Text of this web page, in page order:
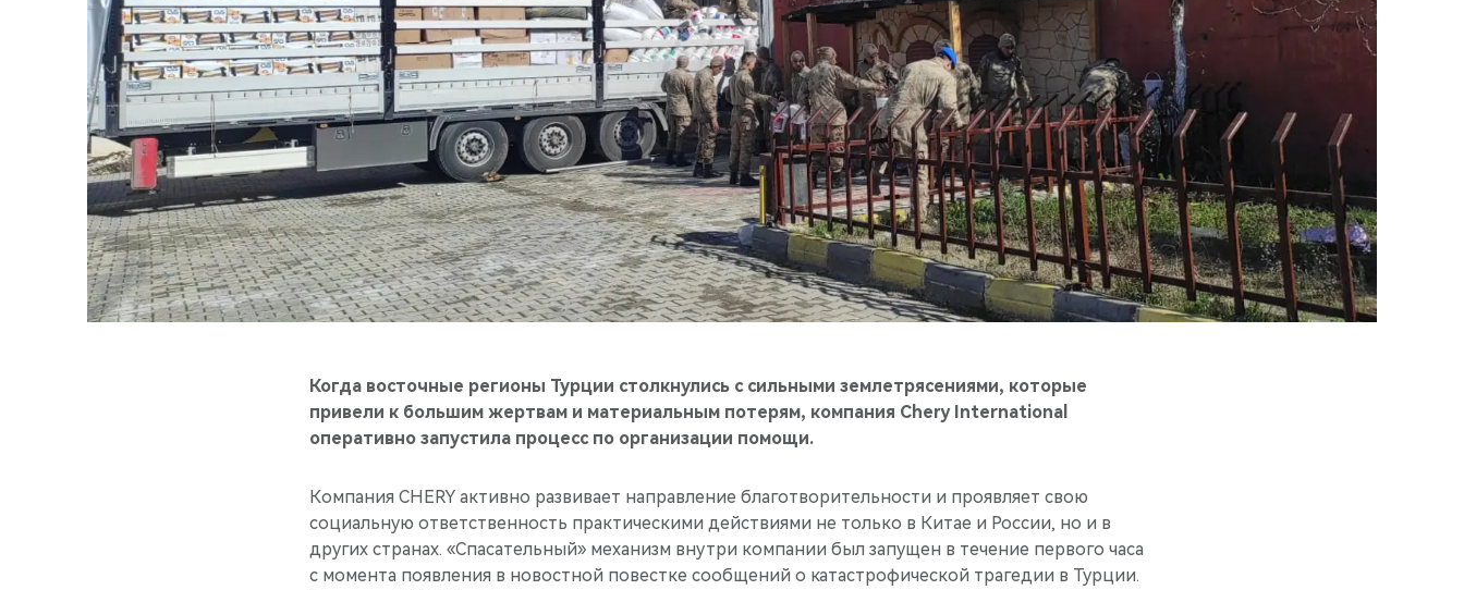
Когда восточные регионы Турции столкнулись с сильными землетрясениями, которые
привели к большим жертвам и материальным потерям, компания Chery International
оперативно запустила процесс по организации помощи.
Компания CHERY активно развивает направление благотворительности и проявляет свою
социальную ответственность практическими действиями не только в Китае и России, но и в
других странах. «Спасательный» механизм внутри компании был запущен в течение первого часа
с момента появления в новостной повестке сообщений о катастрофической трагедии в Турции.